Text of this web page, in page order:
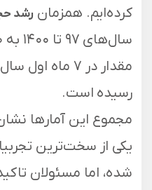
کرده‌ایم. همزمان رشد
رسیده است.
مجموع این آمار‌ها
یکی از سخت‌ترین
شده، اما مسئولان